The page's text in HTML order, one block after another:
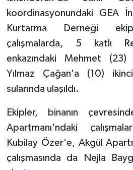
koordinasyonundaki GEA
Kurtarma Derneği
çalışmalarda, 5 katlı
enkazındaki Mehmet
Yılmaz Çağan'a (10)
sularında ulaşıldı.
Ekipler, binanın
Apartmanı'ndaki
Kubilay Özer'e, Akgül
çalışmasında da Nejla
Niğde Müftülüğü
Osmaniye Müftülüğü
Sakarya Müftülüğü
Samsun Müftülüğü